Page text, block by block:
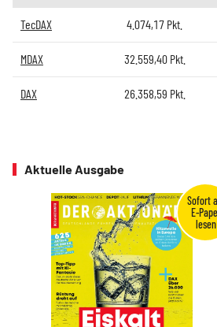
TecDAX 4.074,17 Pkt.
MDAX 32.559,40Pkt.
DAX 26.358,59 Pkt.
Aktuelle Ausgabe